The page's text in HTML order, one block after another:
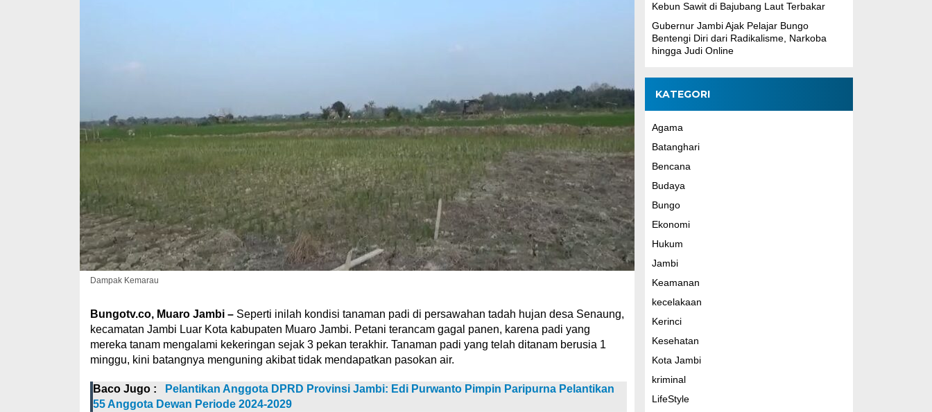
Dampak Kemarau
Bungotv.co, Muaro Jambi –Seperti inilah kondisi tanaman padi di persawahan tadah hujan desa Senaung,
kecamatan Jambi Luar Kota kabupaten Muaro Jambi. Petani terancam gagal panen, karena padi yang
mereka tanam mengalami kekeringan sejak 3 pekan terakhir. Tanaman padi yang telah ditanam berusia 1
minggu, kini batangnya menguning akibat tidak mendapatkan pasokan air.
Baco Jugo :
Pelantikan Anggota DPRD Provinsi Jambi: Edi Purwanto Pimpin Paripurna Pelantikan
55 Anggota Dewan Periode 2024-2029
Kebun Sawit di Bajubang Laut Terbakar
Gubernur Jambi Ajak Pelajar Bungo
Bentengi Diri dari Radikalisme, Narkoba
hingga Judi Online
KATEGORI
Agama
Batanghari
Bencana
Budaya
Bungo
Ekonomi
Hukum
Jambi
Keamanan
kecelakaan
Kerinci
Kesehatan
Kota Jambi
kriminal
LifeStyle